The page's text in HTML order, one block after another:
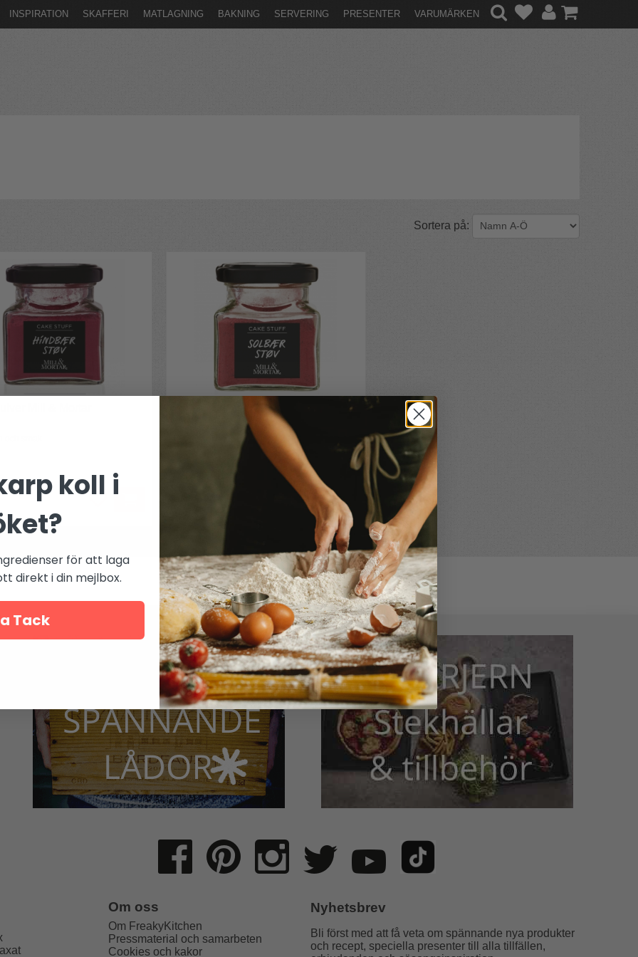
INSPIRATION SKAFFERI MATLAGNING BAKNING SERVERING PRESENTER VARUMÄRKEN
Sortera på:
Svartvinbärspulver Mill & Mortar
Dekoration och smak
Bevaka
Om oss
Om FreakyKitchen
Pressmaterial och samarbeten
Cookies och kakor
Nyhetsbrev
Bli först med att få veta om spännande nya produkter
och recept, speciella presenter till alla tillfällen,
koll i
för att laga
direkt i din mejlbox.
Tack